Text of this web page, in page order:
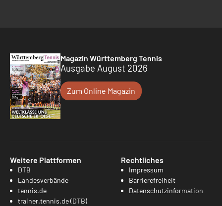
Magazin Württemberg Tennis
Ausgabe August 2026
Zum Online Magazin
Weitere Plattformen
DTB
Landesverbände
tennis.de
trainer.tennis.de (DTB)
Rechtliches
Impressum
Barrierefreiheit
Datenschutzinformation